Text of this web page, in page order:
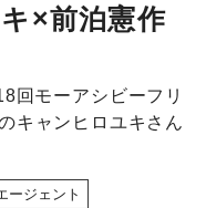
×前泊憲作
回モーアシビーフリ
キャンヒロユキさん
ージェント